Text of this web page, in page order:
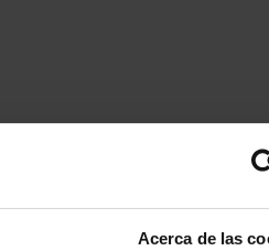
Acerca de las